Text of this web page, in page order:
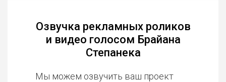
Озвучка рекламных роликов
и видео голосом Брайана
Степанека
Мы можем озвучить ваш проект